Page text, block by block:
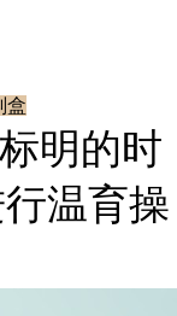
盒
明的时
温育操